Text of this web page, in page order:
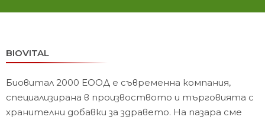
BIOVITAL
Биовитал 2000 ЕООД е съвременна компания,
специализирана в произвоството и търговията с
хранителни добавки за здравето. На пазара сме